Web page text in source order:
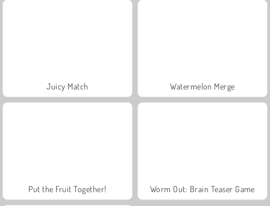
Juicy Match Watermelon Merge
Put the Fruit Together! Worm Out: Brain Teaser Game